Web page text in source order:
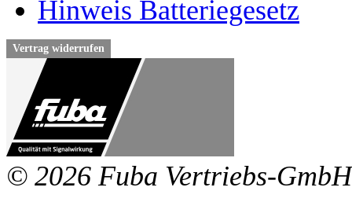
Hinweis Batteriegesetz
Vertrag widerrufen
© 2026 Fuba Vertriebs-GmbH